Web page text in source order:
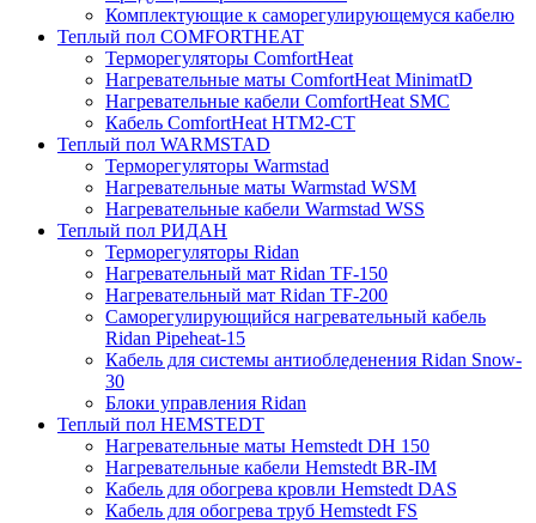
Комплектующие к саморегулирующемуся кабелю
Теплый пол COMFORTHEAT
Терморегуляторы ComfortHeat
Нагревательные маты ComfortHeat MinimatD
Нагревательные кабели ComfortHeat SMC
Кабель ComfortHeat HTM2-CT
Теплый пол WARMSTAD
Терморегуляторы Warmstad
Нагревательные маты Warmstad WSM
Нагревательные кабели Warmstad WSS
Теплый пол РИДАН
Терморегуляторы Ridan
Нагревательный мат Ridan TF-150
Нагревательный мат Ridan TF-200
Саморегулирующийся нагревательный кабель
Ridan Pipeheat-15
Кабель для системы антиобледенения Ridan Snow-
30
Блоки управления Ridan
Теплый пол HEMSTEDT
Нагревательные маты Hemstedt DH 150
Нагревательные кабели Hemstedt BR-IM
Кабель для обогрева кровли Hemstedt DAS
Кабель для обогрева труб Hemstedt FS